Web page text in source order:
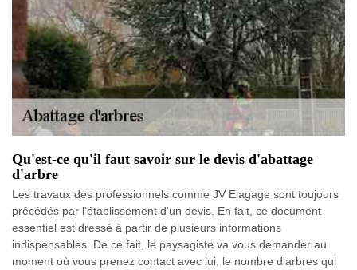
Qu'est-ce qu'il faut savoir sur le devis d'abattage
d'arbre
Les travaux des professionnels comme JV Elagage sont toujours
précédés par l'établissement d'un devis. En fait, ce document
essentiel est dressé à partir de plusieurs informations
indispensables. De ce fait, le paysagiste va vous demander au
moment où vous prenez contact avec lui, le nombre d'arbres qui